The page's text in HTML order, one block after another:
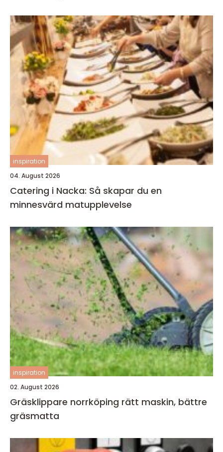
inspiration
04. August 2026
Catering i Nacka: Så skapar du en
minnesvärd matupplevelse
inspiration
02. August 2026
Gräsklippare norrköping rätt maskin, bättre
gräsmatta